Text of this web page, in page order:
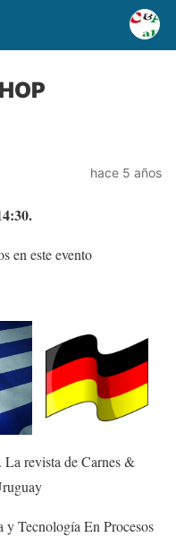
hace 5 años
en este evento
revista de Carnes &
Tecnología En Procesos